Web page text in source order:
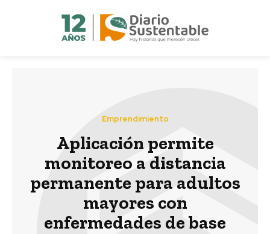
Emprendimiento
Aplicación permite
monitoreo a distancia
permanente para adultos
mayores con
enfermedades de base